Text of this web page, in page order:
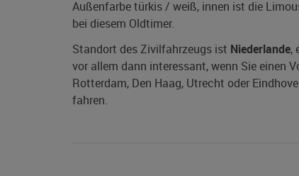
Außenfarbe türkis / weiß, innen ist die
bei diesem Oldtimer.
Standort des Zivilfahrzeugs ist Niederlande,
vor allem dann interessant, wenn Sie einen
Rotterdam, Den Haag, Utrecht oder
fahren.